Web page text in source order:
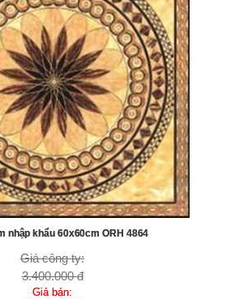
nhập khẩu 60x60cm ORH 4864
Giá công ty:
3.400.000 đ
Giá bán: